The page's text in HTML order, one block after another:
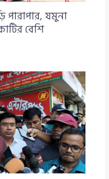
পারাপার, যমুনা
বেশি